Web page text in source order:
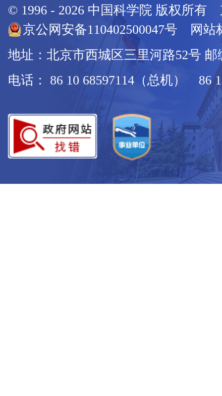
© 1996 - 2026 中国科学院 版权所有
京公网安备110402500047号 网站
地址：北京市西城区三里河路52号 邮
电话： 86 10 68597114（总机） 86